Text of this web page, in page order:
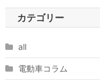
カテゴリー
all
電動車コラム